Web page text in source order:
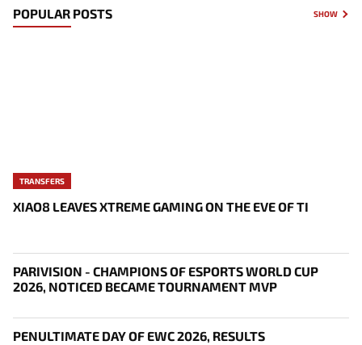
POPULAR POSTS SHOW
TRANSFERS
XIAO8 LEAVES XTREME GAMING ON THE EVE OF TI
PARIVISION - CHAMPIONS OF ESPORTS WORLD CUP
2026, NOTICED BECAME TOURNAMENT MVP
PENULTIMATE DAY OF EWC 2026, RESULTS